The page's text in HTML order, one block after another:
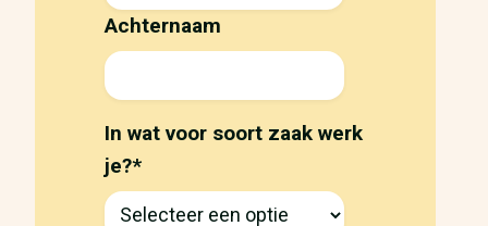
Achternaam
In wat voor soort zaak werk
je?*